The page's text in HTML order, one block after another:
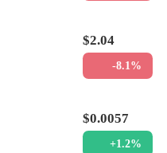
$2.04
-8.1%
$0.0057
+1.2%